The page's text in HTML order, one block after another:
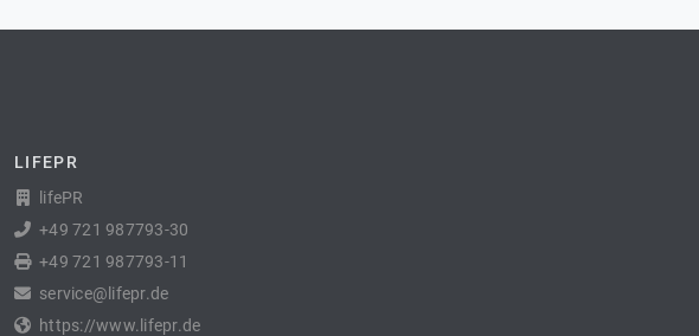
LIFEPR
lifePR
+49 721 987793-30
+49 721 987793-11
service@lifepr.de
https://www.lifepr.de